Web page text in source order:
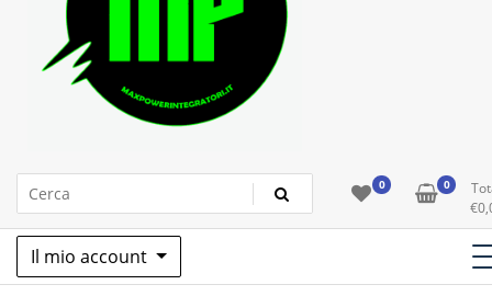
Max Power Integratori 0 0
€
Il mio account